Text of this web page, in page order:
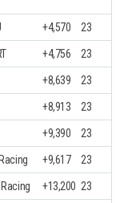
+4,570 23
+4,756 23
+8,639 23
+8,913 23
+9,390 23
+9,617 23
+13,200 23